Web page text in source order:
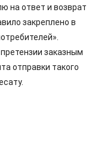
на ответ и возврат
закреплено в
заказным
отправки такого